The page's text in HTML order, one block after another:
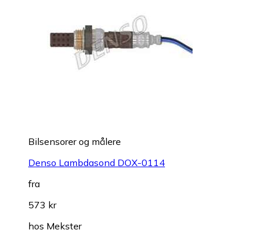
Bilsensorer og målere
Denso Lambdasond DOX-0114
fra
573 kr
hos Mekster